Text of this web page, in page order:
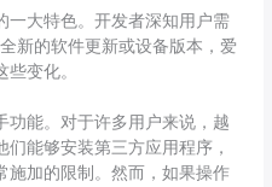
一大特色。开发者深知用户需
新的软件更新或设备版本，爱
变化。
功能。对于许多用户来说，越
能够安装第三方应用程序，
施加的限制。然而，如果操作